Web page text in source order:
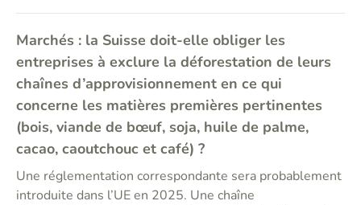
Marchés : la Suisse doit-elle obliger les
entreprises à exclure la déforestation de leurs
chaînes d’approvisionnement en ce qui
concerne les matières premières pertinentes
(bois, viande de bœuf, soja, huile de palme,
cacao, caoutchouc et café) ?
Une réglementation correspondante sera probablement
introduite dans l’UE en 2025. Une chaîne